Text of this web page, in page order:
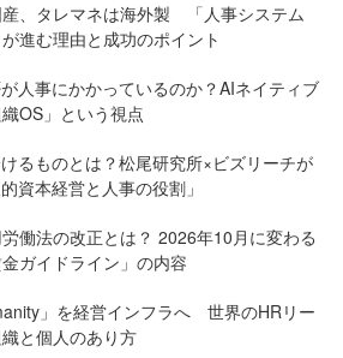
、タレマネは海外製 「人事システム
進む理由と成功のポイント
人事にかかっているのか？AIネイティブ
OS」という視点
るものとは？松尾研究所×ビズリーチが
資本経営と人事の役割」
働法の改正とは？ 2026年10月に変わる
金ガイドライン」の内容
」を経営インフラへ 世界のHRリー
と個人のあり方